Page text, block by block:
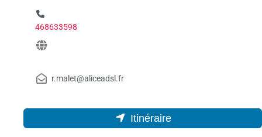
468633598
r.malet@aliceadsl.fr
Itinéraire